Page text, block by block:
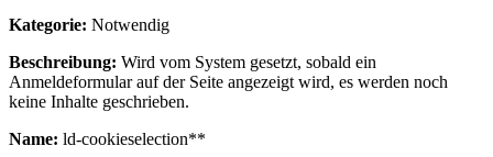
Kategorie: Notwendig
Beschreibung: Wird vom System gesetzt, sobald ein
Anmeldeformular auf der Seite angezeigt wird, es werden noch
keine Inhalte geschrieben.
Name: ld-cookieselection**